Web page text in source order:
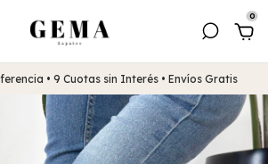
0
• 9 Cuotas sin Interés • Envíos Gratis